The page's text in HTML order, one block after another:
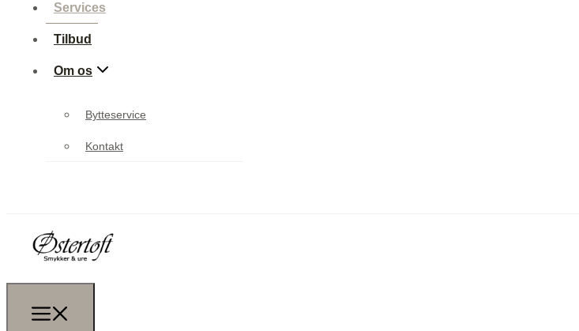
Services
Tilbud
Om os
Bytteservice
Kontakt